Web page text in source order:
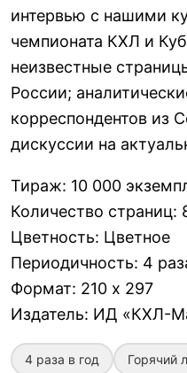
интервью с нашими
чемпионата КХЛ и
неизвестные
России;
корреспондентов из
дискуссии на
Тираж: 10 000
Количество страниц:
Цветность: Цветное
Периодичность: 4
Формат: 210 х 297
Издатель: ИД «КХЛ-
4 раза в год Горячий